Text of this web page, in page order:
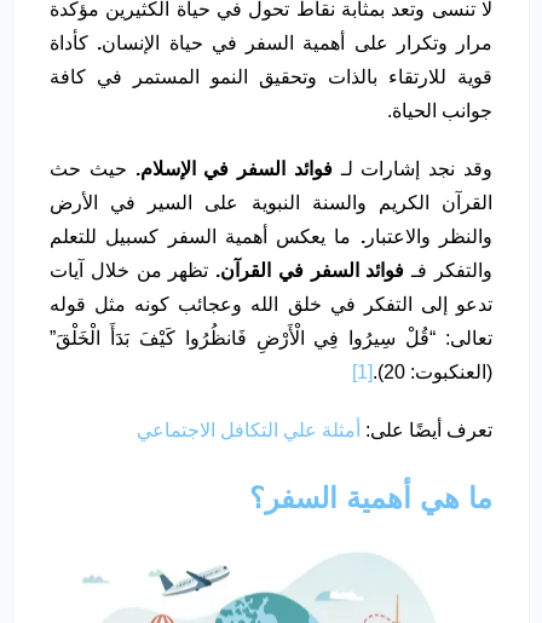
لا تنسى وتعد بمثابة نقاط تحول في حياة الكثيرين مؤكدة
مرار وتكرار على أهمية السفر في حياة الإنسان. كأداة
قوية للارتقاء بالذات وتحقيق النمو المستمر في كافة
جوانب الحياة.
وقد نجد إشارات لـفوائد السفر في الإسلام. حيث حث
القرآن الكريم والسنة النبوية على السير في الأرض
والنظر والاعتبار. ما يعكس أهمية السفر كسبيل للتعلم
والتفكر فـ فوائد السفر في القرآن. تظهر من خلال آيات
تدعو إلى التفكر في خلق الله وعجائب كونه مثل قوله
تعالى: “قُلْ سِيرُوا فِي الْأَرْضِ فَانظُرُوا كَيْفَ بَدَأَ الْخَلْقَ”
(العنكبوت: 20).
[1]
تعرف أيضًا على: أمثلة علي التكافل الاجتماعي
ما هي أهمية السفر؟